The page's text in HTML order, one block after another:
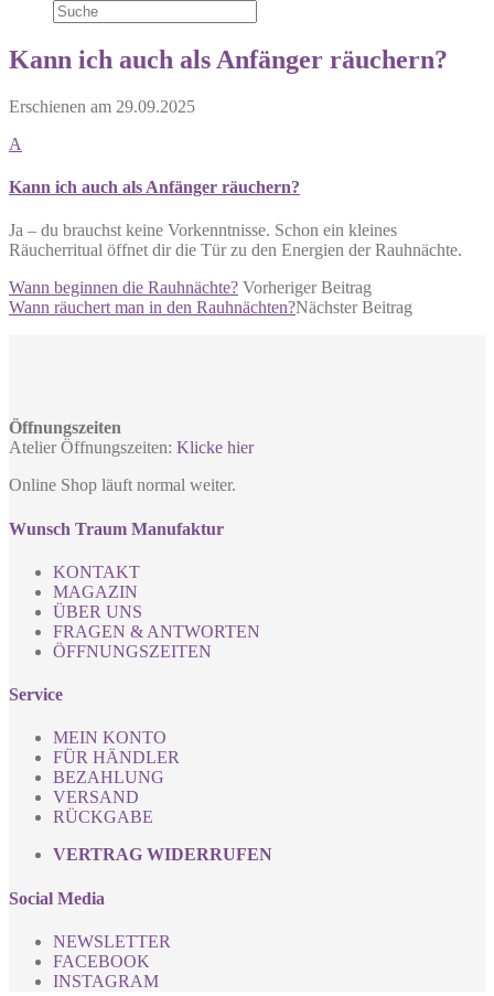
Kann ich auch als Anfänger räuchern?
Erschienen am 29.09.2025
A
Kann ich auch als Anfänger räuchern?
Ja – du brauchst keine Vorkenntnisse. Schon ein kleines
Räucherritual öffnet dir die Tür zu den Energien der Rauhnächte.
Wann beginnen die Rauhnächte? Vorheriger Beitrag
Wann räuchert man in den Rauhnächten?Nächster Beitrag
Öffnungszeiten
Atelier Öffnungszeiten: Klicke hier
Online Shop läuft normal weiter.
Wunsch Traum Manufaktur
KONTAKT
MAGAZIN
ÜBER UNS
FRAGEN & ANTWORTEN
ÖFFNUNGSZEITEN
Service
MEIN KONTO
FÜR HÄNDLER
BEZAHLUNG
VERSAND
RÜCKGABE
VERTRAG WIDERRUFEN
Social Media
NEWSLETTER
FACEBOOK
INSTAGRAM